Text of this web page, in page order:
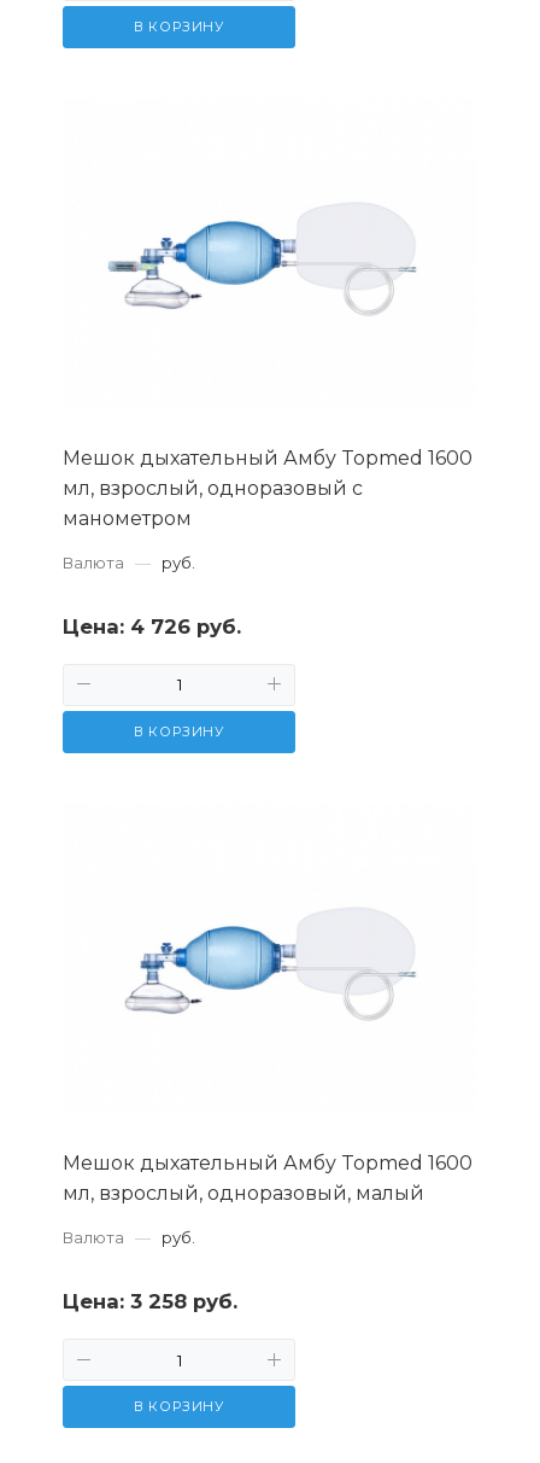
В КОРЗИНУ
Мешок дыхательный Амбу Topmed 1600
мл, взрослый, одноразовый с
манометром
Валюта — руб.
Цена: 4 726 руб.
В КОРЗИНУ
Мешок дыхательный Амбу Topmed 1600
мл, взрослый, одноразовый, малый
Валюта — руб.
Цена: 3 258 руб.
В КОРЗИНУ